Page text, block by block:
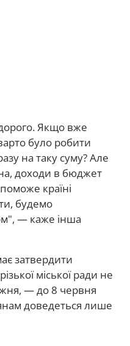
Якщо вже
було робити
на таку суму? Але
доходи в бюджет
країні
будемо
— каже інша
затвердити
міської ради не
— до 8 червня
доведеться лише